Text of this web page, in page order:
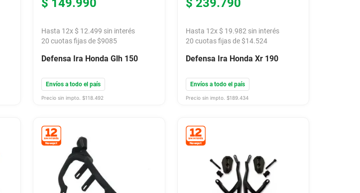
$ 149.990
Hasta 12x $ 12.499 sin interés
20 cuotas fijas de $9085
Defensa Ira Honda Glh 150
Envíos a todo el país
Precio sin impto. $118.492
$ 239.790
Hasta 12x $ 19.982 sin interés
20 cuotas fijas de $14.524
Defensa Ira Honda Xr 190
Envíos a todo el país
Precio sin impto. $189.434